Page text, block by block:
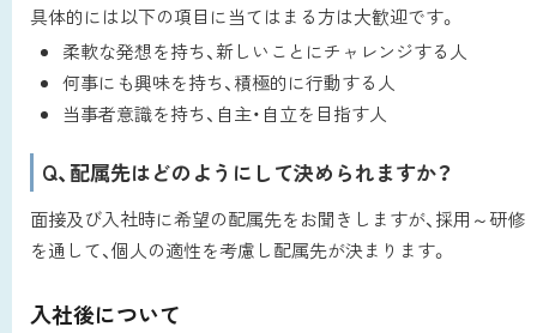
具体的には以下の項目に当てはまる方は大歓迎です。
柔軟な発想を持ち、新しいことにチャレンジする人
何事にも興味を持ち、積極的に行動する人
当事者意識を持ち、自主・自立を目指す人
Q、配属先はどのようにして決められますか？
面接及び入社時に希望の配属先をお聞きしますが、採用～研修
を通して、個人の適性を考慮し配属先が決まります。
入社後について